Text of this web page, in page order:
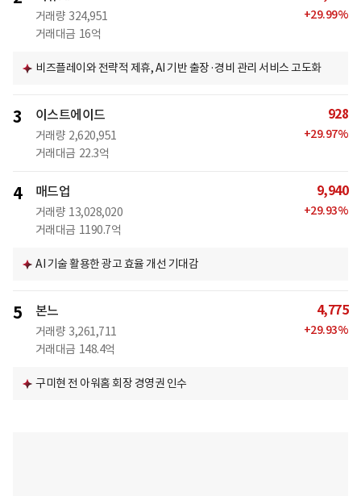
거래량 324,951
거래대금 16억
+29.99%
비즈플레이와 전략적 제휴, AI 기반 출장·경비 관리 서비스 고도화
3 이스트에이드
거래량 2,620,951
거래대금 22.3억
928
+29.97%
4 매드업
거래량 13,028,020
거래대금 1190.7억
9,940
+29.93%
AI 기술 활용한 광고 효율 개선 기대감
5 본느
거래량 3,261,711
거래대금 148.4억
4,775
+29.93%
구미현 전 아워홈 회장 경영권 인수